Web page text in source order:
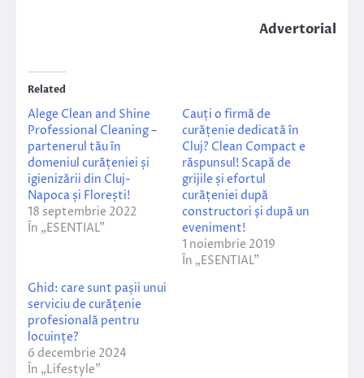
Advertorial
Related
Alege Clean and Shine
Professional Cleaning –
partenerul tău în
domeniul curățeniei și
igienizării din Cluj-
Napoca și Florești!
18 septembrie 2022
În „ESENTIAL”
Cauți o firmă de
curățenie dedicată în
Cluj? Clean Compact e
răspunsul! Scapă de
grijile și efortul
curățeniei după
constructori şi după un
eveniment!
1 noiembrie 2019
În „ESENTIAL”
Ghid: care sunt pașii unui
serviciu de curățenie
profesională pentru
locuințe?
6 decembrie 2024
În „Lifestyle”